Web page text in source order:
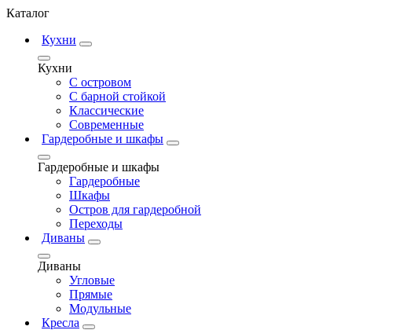
Каталог
Кухни
Кухни
С островом
С барной стойкой
Классические
Современные
Гардеробные и шкафы
Гардеробные и шкафы
Гардеробные
Шкафы
Остров для гардеробной
Переходы
Диваны
Диваны
Угловые
Прямые
Модульные
Кресла